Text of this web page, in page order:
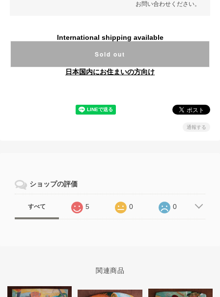
お問い合わせください。
International shipping available
Sold out
日本国内にお住まいの方向け
通報する
ショップの評価
すべて 5 0 0
関連商品